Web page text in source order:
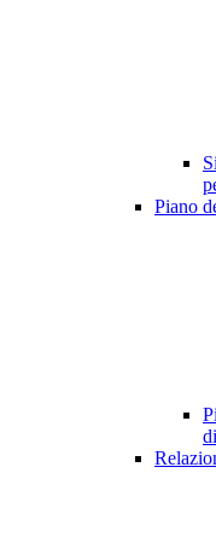
Piano